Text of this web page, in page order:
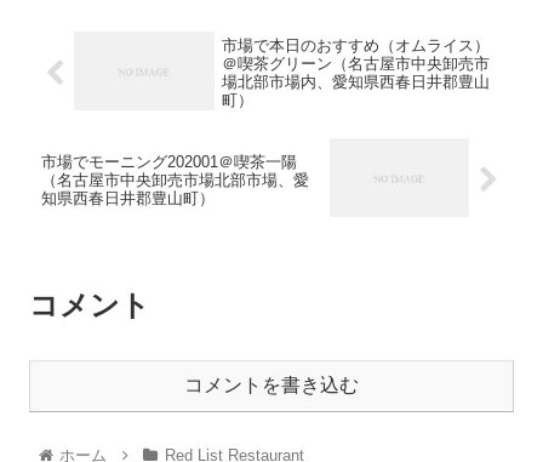
市場で本日のおすすめ（オムライス）
＠喫茶グリーン（名古屋市中央卸売市
場北部市場内、愛知県西春日井郡豊山
町）
市場でモーニング202001＠喫茶一陽
（名古屋市中央卸売市場北部市場、愛
知県西春日井郡豊山町）
コメント
コメントを書き込む
ホーム Red List Restaurant